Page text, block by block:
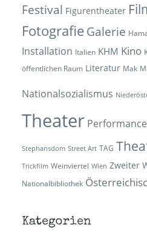
Festival Figurentheater
Fotografie Galerie
Installation Italien KHM Kino
öffentlichen Raum Literatur Mak
Nationalsozialismus
Theater Performance
Stephansdom Street Art TAG
Trickfilm Weinviertel Wien Zweiter
Nationalbibliothek
Kategorien